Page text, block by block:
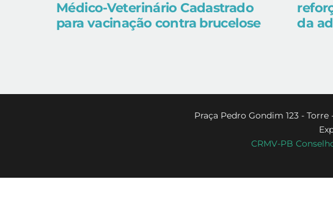
Médico-Veterinário Cadastrado
para vacinação contra brucelose
da
Praça Pedro Gondim 123 -
CRMV-PB